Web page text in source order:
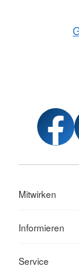
Mitwirken
Informieren
Service